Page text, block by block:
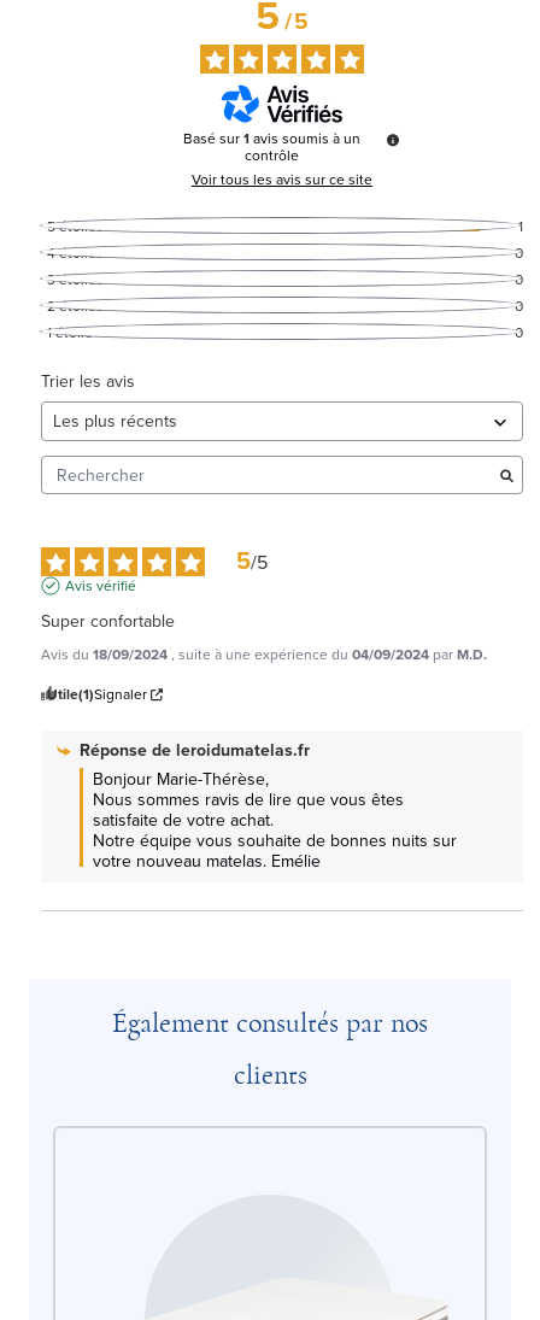
5/5
Basé sur1avis soumis à un
contrôle
Voir tous les avis sur ce site
5étoiles
1
4étoiles
0
3étoiles
0
2étoiles
0
1étoile 0
Trier les avis
5/5
Avis vérifié
Super confortable
Avis du 18/09/2024, suite à une expérience du 04/09/2024 parM.D.
Utile(1)Signaler
Réponse deleroidumatelas.fr
Bonjour Marie-Thérèse,
Nous sommes ravis de lire que vous êtes
satisfaite de votre achat.
Notre équipe vous souhaite de bonnes nuits sur
votre nouveau matelas. Emélie
Également consultés par nos
clients